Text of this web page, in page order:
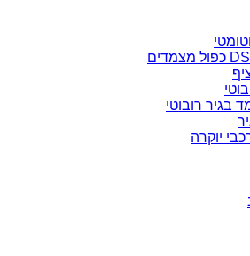
בגיר רובוטי
יוקרה